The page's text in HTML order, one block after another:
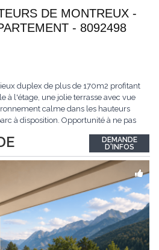
DE MONTREUX -
- 8092498
duplex de plus de 170m2 profitant
à l'étage, une jolie terrasse avec vue
calme dans les hauteurs
à disposition. Opportunité à ne pas
Duplex von mehr als 170m2 mit
DEMANDE
D'INFOS